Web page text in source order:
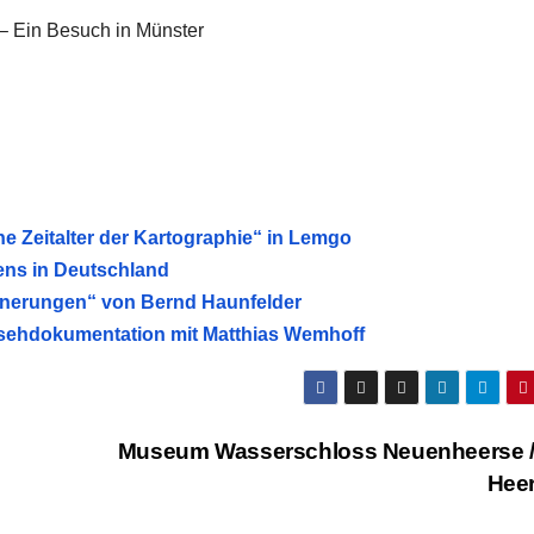
Ein Besuch in Münster
Zeitalter der Kartographie“ in Lemgo
in Deutschland
von Bernd Haunfelder
mit Matthias Wemhoff
Museum Wasserschloss Neuenheerse